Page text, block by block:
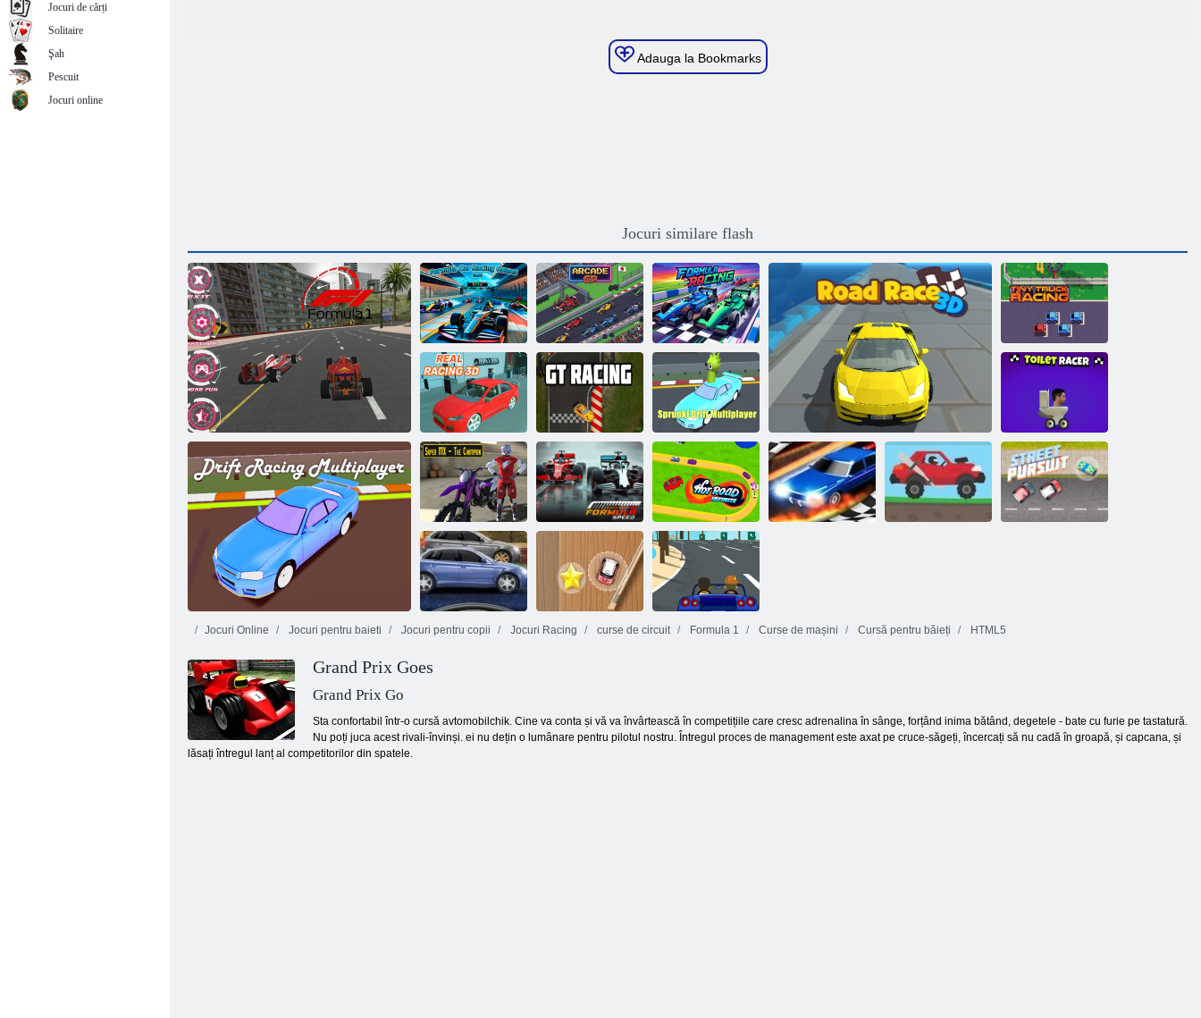
Adauga la Bookmarks
Jocuri similare flash
Campionatul Formula Racer F1
Jocuri de curse
de mașini cu
formule reale
Arcade GP
Curse de
Formula
camioane
minuscule
Real Racing 3D GT Racing
Sprunki Drift
Multiplayer
Toaletă Racer
Super MX –
Campionul
Viteza formulei Hot Road Infinit
Jocuri Online Jocuri pentru baieti Jocuri pentru copii Jocuri Racing curse de circuit Formula 1 Curse de mașini Cursă pentru băieți HTML5
Grand Prix Goes
Grand Prix Go
Sta confortabil într-o cursă avtomobilchik. Cine va conta și vă va învârtească în competițiile care cresc adrenalina în sânge, forțând inima bătând, degetele - bate cu furie pe tastatură.
Nu poți juca acest rivali-învinși. ei nu dețin o lumânare pentru pilotul nostru. Întregul proces de management este axat pe cruce-săgeți, încercați să nu cadă în groapă, și capcana, și
lăsați întregul lanț al competitorilor din spatele.
Jocuri de cărți
Solitaire
Şah
Pescuit
Jocuri online